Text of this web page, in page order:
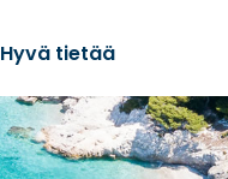
Hyvä tietää